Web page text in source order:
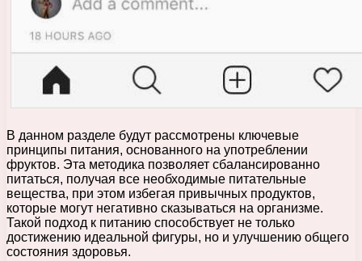
В данном разделе будут рассмотрены ключевые
принципы питания, основанного на употреблении
фруктов. Эта методика позволяет сбалансированно
питаться, получая все необходимые питательные
вещества, при этом избегая привычных продуктов,
которые могут негативно сказываться на организме.
Такой подход к питанию способствует не только
достижению идеальной фигуры, но и улучшению общего
состояния здоровья.